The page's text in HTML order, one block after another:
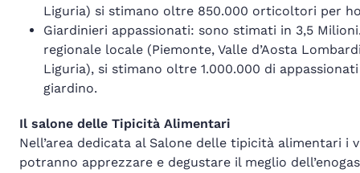
Liguria) si stimano oltre 850.000 orticoltori per
Giardinieri appassionati: sono stimati in 3,5
regionale locale (Piemonte, Valle d’Aosta
Liguria), si stimano oltre 1.000.000 di
giardino.
Il salone delle Tipicità Alimentari
Nell’area dedicata al Salone delle tipicità alimentari i
potranno apprezzare e degustare il meglio